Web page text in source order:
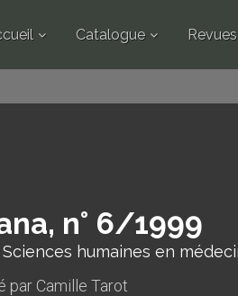
Catalogue Revues
n° 6/1999
humaines en
par Camille Tarot